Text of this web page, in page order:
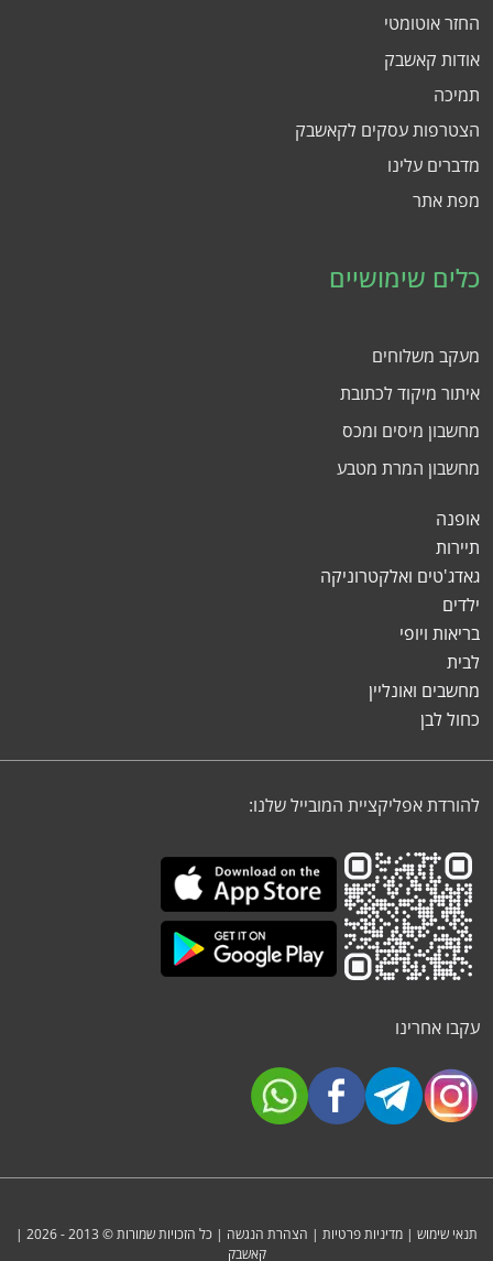
החזר אוטומטי
אודות קאשבק
תמיכה
הצטרפות עסקים לקאשבק
מדברים עלינו
מפת אתר
כלים שימושיים
מעקב משלוחים
איתור מיקוד לכתובת
מחשבון מיסים ומכס
מחשבון המרת מטבע
אופנה
תיירות
גאדג'טים ואלקטרוניקה
ילדים
בריאות ויופי
לבית
מחשבים ואונליין
כחול לבן
להורדת אפליקציית המובייל שלנו:
עקבו אחרינו
תנאי שימוש | מדיניות פרטיות | הצהרת הנגשה | כל הזכויות שמורות © 2013 - 2026 |
קאשבק